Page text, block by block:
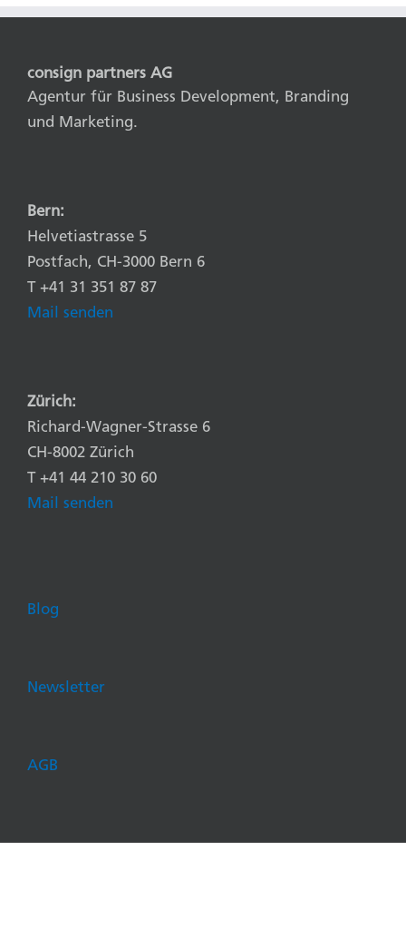
consign partners AG
Agentur für Business Development, Branding
und Marketing.
Bern:
Helvetiastrasse 5
Postfach, CH-3000 Bern 6
T +41 31 351 87 87
Mail senden
Zürich:
Richard-Wagner-Strasse 6
CH-8002 Zürich
T +41 44 210 30 60
Mail senden
Blog
Newsletter
AGB